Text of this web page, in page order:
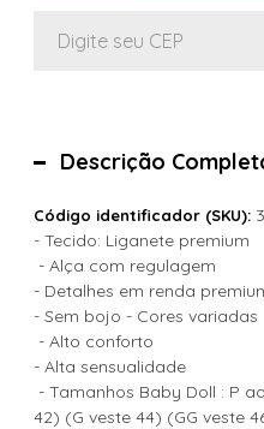
Descrição
Código identificador (SKU):
- Tecido: Liganete premium
- Alça com regulagem
- Detalhes em renda
- Sem bojo - Cores variadas
- Alto conforto
- Alta sensualidade
- Tamanhos Baby Doll : P
42) (G veste 44) (GG veste